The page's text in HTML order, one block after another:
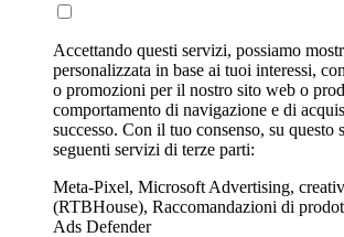
Accettando questi servizi, possiamo
personalizzata in base ai tuoi interessi,
o promozioni per il nostro sito web o
comportamento di navigazione e di
successo. Con il tuo consenso, su questo
seguenti servizi di terze parti:
Meta-Pixel, Microsoft Advertising,
(RTBHouse), Raccomandazioni di
Ads Defender